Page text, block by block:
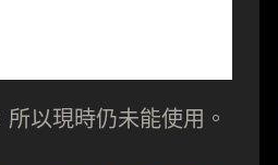
以現時仍未能使用。